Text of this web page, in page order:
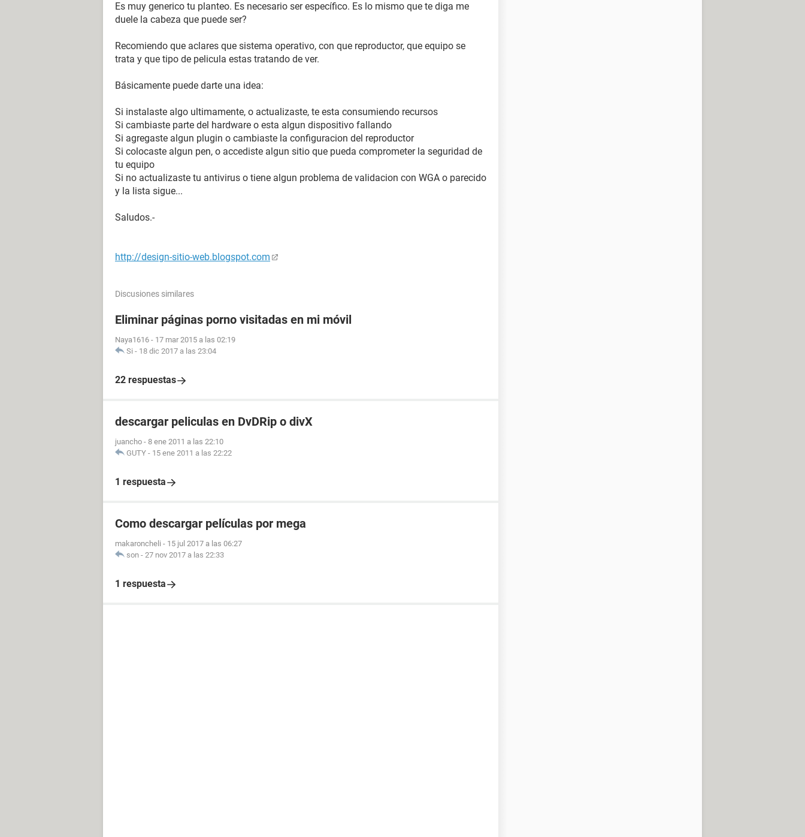
Es muy generico tu planteo. Es necesario ser específico. Es lo mismo que te diga me
duele la cabeza que puede ser?
Recomiendo que aclares que sistema operativo, con que reproductor, que equipo se
trata y que tipo de pelicula estas tratando de ver.
Básicamente puede darte una idea:
Si instalaste algo ultimamente, o actualizaste, te esta consumiendo recursos
Si cambiaste parte del hardware o esta algun dispositivo fallando
Si agregaste algun plugin o cambiaste la configuracion del reproductor
Si colocaste algun pen, o accediste algun sitio que pueda comprometer la seguridad de
tu equipo
Si no actualizaste tu antivirus o tiene algun problema de validacion con WGA o parecido
y la lista sigue...
Saludos.-
http://design-sitio-web.blogspot.com
Discusiones similares
Eliminar páginas porno visitadas en mi móvil
Naya1616 - 17 mar 2015 a las 02:19
Si - 18 dic 2017 a las 23:04
22 respuestas
descargar peliculas en DvDRip o divX
juancho - 8 ene 2011 a las 22:10
GUTY - 15 ene 2011 a las 22:22
1 respuesta
Como descargar películas por mega
makaroncheli - 15 jul 2017 a las 06:27
son - 27 nov 2017 a las 22:33
1 respuesta